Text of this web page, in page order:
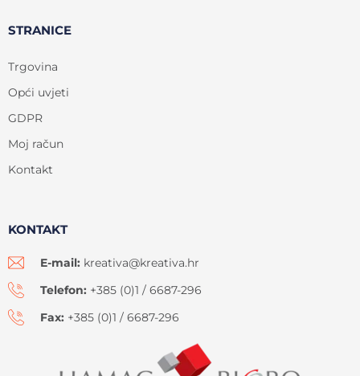
STRANICE
Trgovina
Opći uvjeti
GDPR
Moj račun
Kontakt
KONTAKT
E-mail: kreativa@kreativa.hr
Telefon: +385 (0)1 / 6687-296
Fax: +385 (0)1 / 6687-296